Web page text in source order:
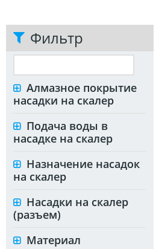
Фильтр
Алмазное покрытие
насадки на скалер
Подача воды в
насадке на скалер
Назначение насадок
на скалер
Насадки на скалер
(разъем)
Материал